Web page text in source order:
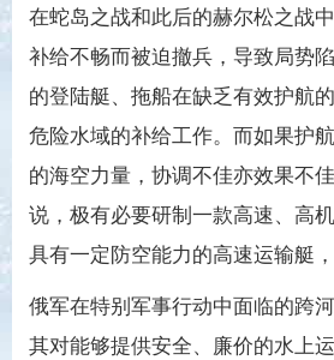
在蛇岛之战和此后的赫尔松之战
补给不畅而被迫撤兵，导致局势
的登陆艇、拖船在缺乏有效护航
危险水域的补给工作。而如果护
的海空力量，协调不佳亦效果不
说，极有必要研制一款高速、高
具有一定防空能力的高速运输艇
俄军在特别军事行动中面临的跨
其对能够提供安全、廉价的水上